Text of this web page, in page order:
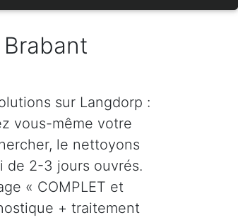
sur Langdorp :
vous-même votre
le nettoyons
de 2-3 jours ouvrés.
« COMPLET et
+ traitement